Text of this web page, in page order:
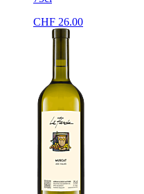
CHF 26.00